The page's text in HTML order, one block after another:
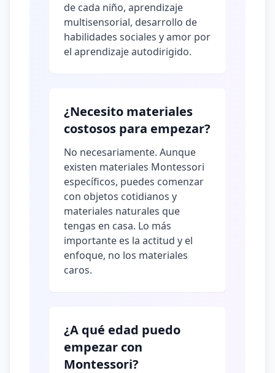
de cada niño, aprendizaje
multisensorial, desarrollo de
habilidades sociales y amor por
el aprendizaje autodirigido.
¿Necesito materiales
costosos para empezar?
No necesariamente. Aunque
existen materiales Montessori
específicos, puedes comenzar
con objetos cotidianos y
materiales naturales que
tengas en casa. Lo más
importante es la actitud y el
enfoque, no los materiales
caros.
¿A qué edad puedo
empezar con
Montessori?